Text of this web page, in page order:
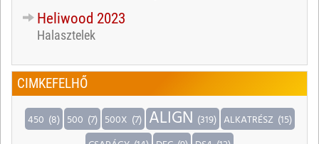
Heliwood 2023
Halasztelek
CIMKEFELHŐ
450 (8) 500 (7) 500X (7) ALIGN (319) ALKATRÉSZ (15)